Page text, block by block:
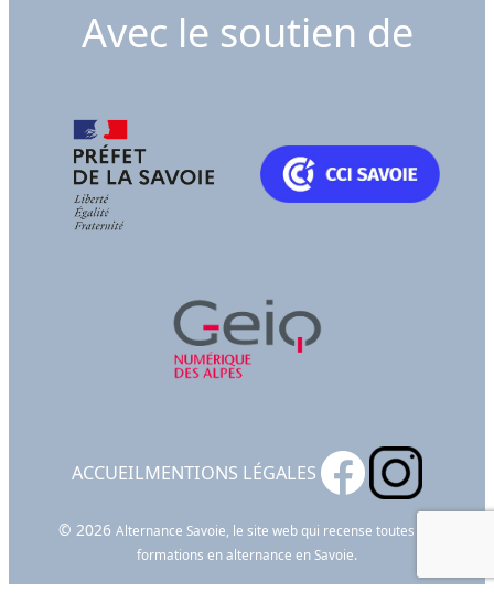
Avec le soutien de
ACCUEILMENTIONS LÉGALES
© 2026 Alternance Savoie, le site web qui recense toutes les
formations en alternance en Savoie.